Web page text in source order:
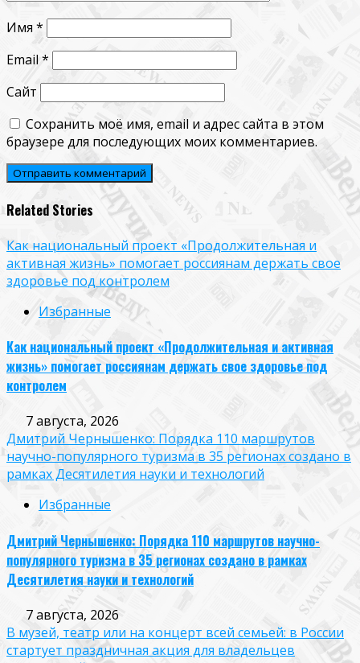
Имя*
Email*
Сайт
Сохранить моё имя, email и адрес сайта в этом
браузере для последующих моих комментариев.
Related Stories
Как национальный проект «Продолжительная и
активная жизнь» помогает россиянам держать свое
здоровье под контролем
Избранные
Как национальный проект «Продолжительная и активная
жизнь» помогает россиянам держать свое здоровье под
контролем
7 августа, 2026
Дмитрий Чернышенко: Порядка 110 маршрутов
научно-популярного туризма в 35 регионах создано в
рамках Десятилетия науки и технологий
Избранные
Дмитрий Чернышенко: Порядка 110 маршрутов научно-
популярного туризма в 35 регионах создано в рамках
Десятилетия науки и технологий
7 августа, 2026
В музей, театр или на концерт всей семьей: в России
стартует праздничная акция для владельцев